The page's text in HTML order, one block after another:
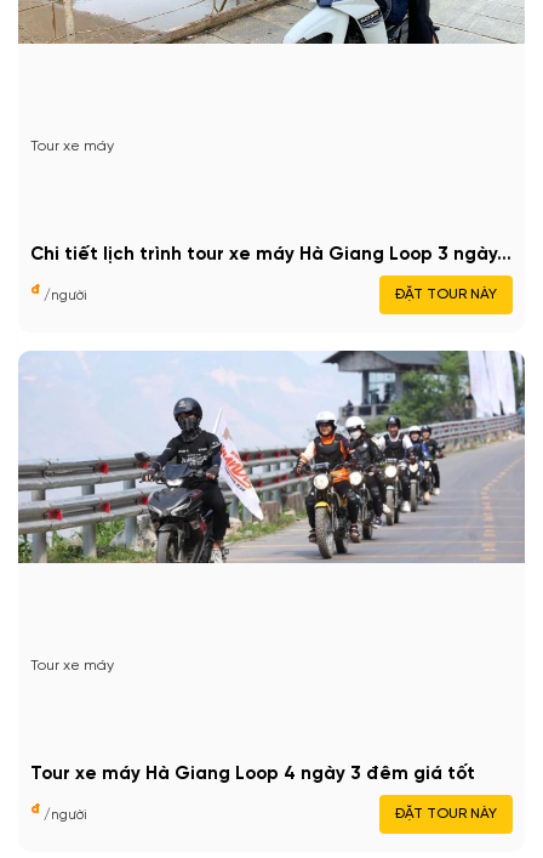
Tour xe máy
Chi tiết lịch trình tour xe máy Hà Giang Loop 3 ngày...
đ /người ĐẶT TOUR NÀY
Tour xe máy
Tour xe máy Hà Giang Loop 4 ngày 3 đêm giá tốt
đ /người ĐẶT TOUR NÀY